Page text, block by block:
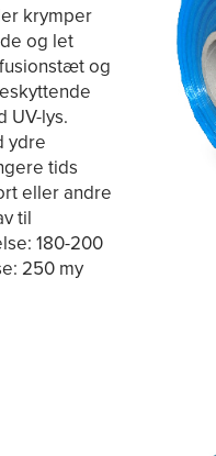
krymper
og let
og
UV-lys.
ydre
tids
eller andre
til
180-200
250 my